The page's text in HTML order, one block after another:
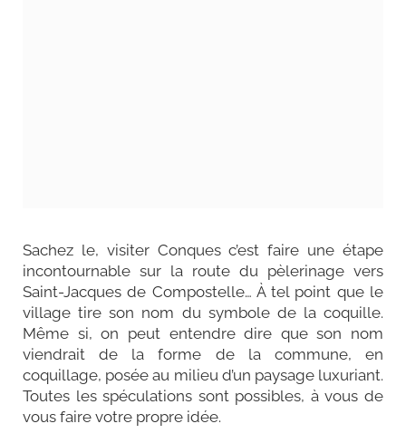
Sachez le, visiter Conques c’est faire une étape
incontournable sur la route du pèlerinage vers
Saint-Jacques de Compostelle… À tel point que le
village tire son nom du symbole de la coquille.
Même si, on peut entendre dire que son nom
viendrait de la forme de la commune, en
coquillage, posée au milieu d’un paysage luxuriant.
Toutes les spéculations sont possibles, à vous de
vous faire votre propre idée.